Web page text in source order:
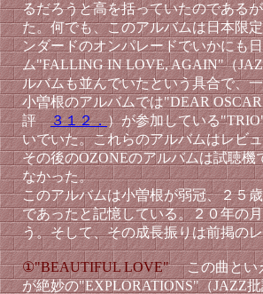
るだろうと高を括っていたのである
た。何でも、このアルバムは日本限
ンダードのオンパレードでいかにも
ム"FALLING IN LOVE, AGAIN"（
ルバムも並んでいたという具合で、
小曽根のアルバムでは"DEAR
評３１２．）が参加している
いでいた。これらのアルバムはレビ
その後のOZONEのアルバムは試聴
なかった。
このアルバムは小曽根が弱冠、２５
であったと記憶している。２０年の
う。そして、その成長振りは前掲の
①"BEAUTIFUL LOVE"この曲とい
が絶妙の"EXPLORATIONS"（JAZZ